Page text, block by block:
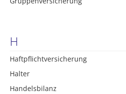
H
Haftpflichtversicherung
Halter
Handelsbilanz